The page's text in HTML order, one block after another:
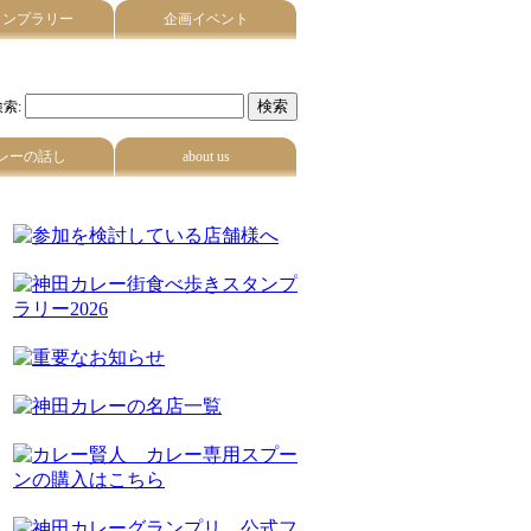
プラリー 企画イベント
索:
ーの話し about us